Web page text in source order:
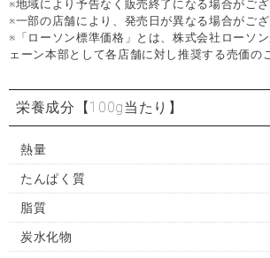
※地域により予告なく販売終了になる場合がござ
※一部の店舗により、発売日が異なる場合がござ
※「ローソン標準価格」とは、株式会社ローソ
ェーン本部として各店舗に対し推奨する売価の
栄養成分 【100g当たり】
熱量
たんぱく質
脂質
炭水化物